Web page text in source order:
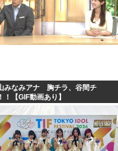
みなみアナ 胸チラ、谷間チ
！【GIF動画あり】